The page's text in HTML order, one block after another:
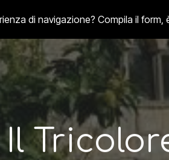
main content
di navigazione? Compila il form,
Il